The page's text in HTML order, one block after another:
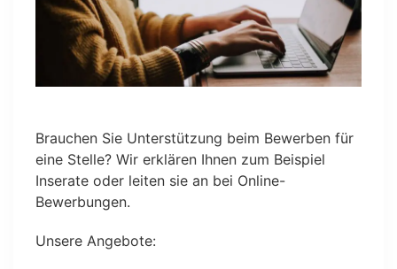
Brauchen Sie Unterstützung beim Bewerben für
eine Stelle? Wir erklären Ihnen zum Beispiel
Inserate oder leiten sie an bei Online-
Bewerbungen.
Unsere Angebote: